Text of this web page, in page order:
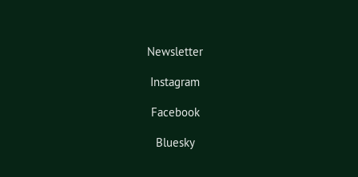
Newsletter
Instagram
Facebook
Bluesky